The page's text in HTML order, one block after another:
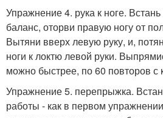
Упражнение 4. рука к ноге.
баланс, оторви правую ногу от
Вытяни вверх левую руку, и,
ноги к локтю левой руки.
можно быстрее, по 60 повторов с
Упражнение 5. перепрыжка.
работы - как в первом